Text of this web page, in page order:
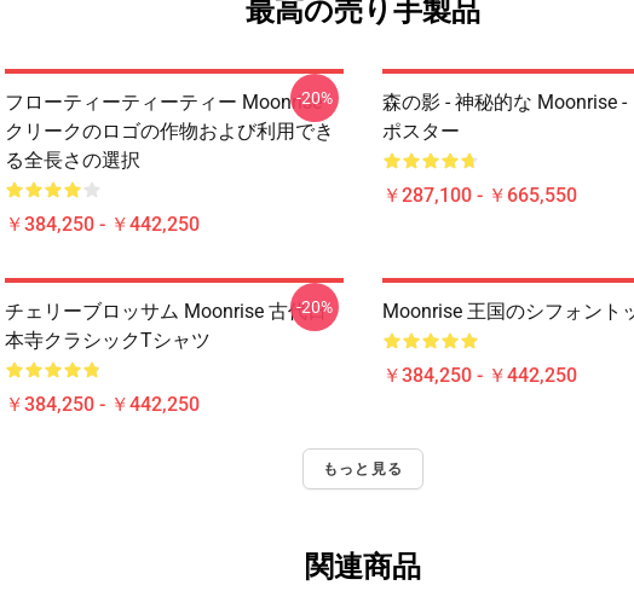
最高の売り手製品
フローティーティーティー Moonrise
クリークのロゴの作物および利用でき
る全長さの選択
￥384,250 - ￥442,250
-20%
森の影 - 神秘的な Moonrise -
ポスター
￥287,100 - ￥665,550
チェリーブロッサム Moonrise 古代日
本寺クラシックTシャツ
￥384,250 - ￥442,250
-20% Moonrise 王国のシフォント
￥384,250 - ￥442,250
もっと見る
関連商品